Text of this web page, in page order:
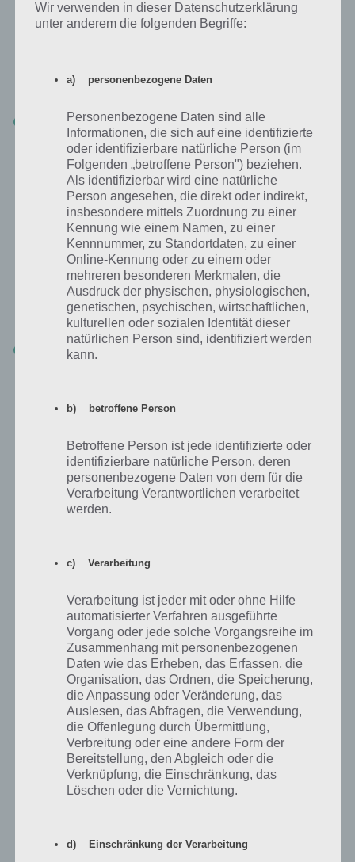
Solltet ihr nicht über ausreichend Freunde oder Nachbarn in
Simpsons Springfield besitzen, so meldet euch einfach unten in den
Nerds aussenden und so Elixier und Gold kassieren.
Freunde / Nachbarn für Die Simpsons Springfield finden
Mit Gold Preise freischalten und
Belohnungen verdienen
Mit einer Laufzeit von über 7 Wochen scheint das Simpsons
Springfield Clash of Clones Update mit das längste Event in der App
zu sein, dass es jemals gab. Bis dahin habt ihr die Chance die
zahlreichen Preise zu gewinnen. Insgesamt gibt es im Simpsons
Springfield Clash of Clones Update 10 Preise, wozu wir einen
ausführlichen Artikel verfasst haben:
Zur Liste der Preise während des Update von Clash of Clones
Weitere Tipps und Tricks
Wenn du weitere Tipps zum Clash of Clones Update in Simpsons
Springfield hast, so melde dich einfach in den Kommentaren. Wir
werden diesen Artikel dann entsprechend updaten.
eingehen. Diese könnt ihr ab einer bestimmten Menge von Elixier
upgraden. Dies ist auch zu empfehlen. Außerdem könnt ihr später
den Homer Barbar (ab Teil 9 der Haupt-Storyline von Clash of
Clones) in Simpsons Springfield upgraden.
Burg im Simpsons Springfield Clash of Clones
Update hochleveln
Nachdem ihr die Burg gebaut habt, erhaltet ihr euch gleichzeitig eine
neue Storyline namens Extreme Burg Verschönerung. Nachfolgend
haben wir eine Tabelle, welche euch zeigt, welche Funktionen ab
welchem Level freigeschaltet werden und wieviel Elixier ihr dafür
Burg-Level Wird Freigeschaltet
Wir verwenden in dieser Datenschutzerklärung
unter anderem die folgenden Begriffe:
a) personenbezogene Daten
Personenbezogene Daten sind alle
Informationen, die sich auf eine identifizierte
oder identifizierbare natürliche Person (im
Folgenden „betroffene Person") beziehen.
Als identifizierbar wird eine natürliche
Person angesehen, die direkt oder indirekt,
insbesondere mittels Zuordnung zu einer
Kennung wie einem Namen, zu einer
Kennnummer, zu Standortdaten, zu einer
Online-Kennung oder zu einem oder
mehreren besonderen Merkmalen, die
Ausdruck der physischen, physiologischen,
genetischen, psychischen, wirtschaftlichen,
kulturellen oder sozialen Identität dieser
natürlichen Person sind, identifiziert werden
kann.
b) betroffene Person
Betroffene Person ist jede identifizierte oder
identifizierbare natürliche Person, deren
personenbezogene Daten von dem für die
Verarbeitung Verantwortlichen verarbeitet
werden.
c) Verarbeitung
Verarbeitung ist jeder mit oder ohne Hilfe
automatisierter Verfahren ausgeführte
Vorgang oder jede solche Vorgangsreihe im
Zusammenhang mit personenbezogenen
Daten wie das Erheben, das Erfassen, die
Organisation, das Ordnen, die Speicherung,
die Anpassung oder Veränderung, das
Auslesen, das Abfragen, die Verwendung,
die Offenlegung durch Übermittlung,
Verbreitung oder eine andere Form der
Bereitstellung, den Abgleich oder die
Verknüpfung, die Einschränkung, das
Löschen oder die Vernichtung.
d) Einschränkung der Verarbeitung